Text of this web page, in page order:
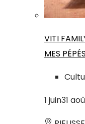
VITI
MES PÉPÉS
1 juin31